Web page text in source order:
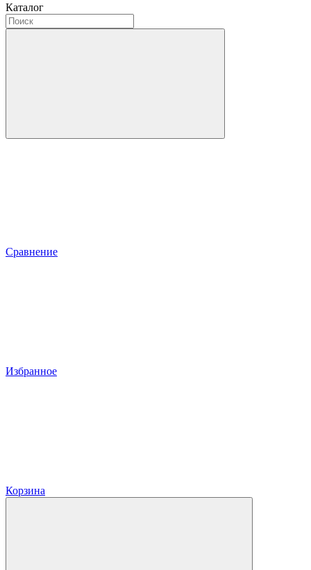
Каталог
Сравнение
Избранное
Корзина